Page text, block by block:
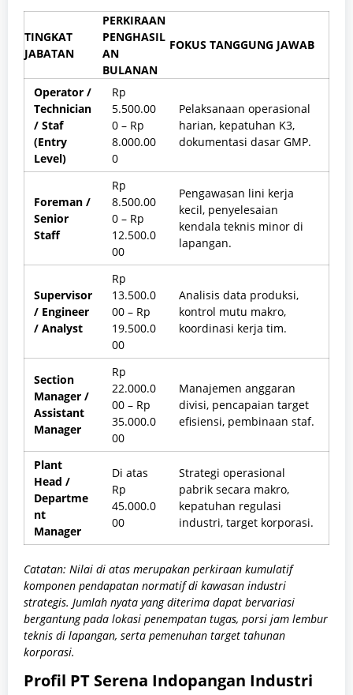
TINGKAT
JABATAN
PERKIRAAN
PENGHASIL
AN
BULANAN
FOKUS TANGGUNG JAWAB
Operator /
Technician
/ Staf
(Entry
Level)
Rp
5.500.00
0 – Rp
8.000.00
0
Pelaksanaan operasional
harian, kepatuhan K3,
dokumentasi dasar GMP.
Foreman /
Senior
Staff
Rp
8.500.00
0 – Rp
12.500.0
00
Pengawasan lini kerja
kecil, penyelesaian
kendala teknis minor di
lapangan.
Supervisor
/ Engineer
/ Analyst
Rp
13.500.0
00 – Rp
19.500.0
00
Analisis data produksi,
kontrol mutu makro,
koordinasi kerja tim.
Section
Manager /
Assistant
Manager
Rp
22.000.0
00 – Rp
35.000.0
00
Manajemen anggaran
divisi, pencapaian target
efisiensi, pembinaan staf.
Plant
Head /
Departme
nt
Manager
Di atas
Rp
45.000.0
00
Strategi operasional
pabrik secara makro,
kepatuhan regulasi
industri, target korporasi.
Catatan: Nilai di atas merupakan perkiraan kumulatif
komponen pendapatan normatif di kawasan industri
strategis. Jumlah nyata yang diterima dapat bervariasi
bergantung pada lokasi penempatan tugas, porsi jam lembur
teknis di lapangan, serta pemenuhan target tahunan
korporasi.
Profil PT Serena Indopangan Industri